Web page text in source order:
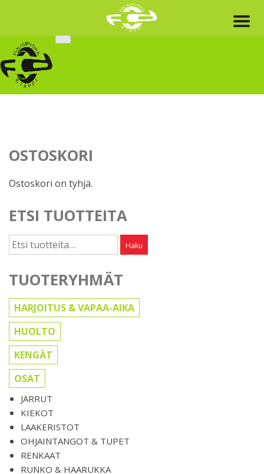
content
OSTOSKORI
Ostoskori on tyhjä.
ETSI TUOTTEITA
Etsi: Haku
TUOTERYHMÄT
HARJOITUS & VAPAA-AIKA
HUOLTO
KENGÄT
OSAT
JARRUT
KIEKOT
LAAKERISTOT
OHJAINTANGOT & TUPET
RENKAAT
RUNKO & HAARUKKA